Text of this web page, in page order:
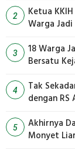
2
Ketua
3
18 Warga
Bersatu
4
Tak
dengan RS
5
Akhirnya
Monyet